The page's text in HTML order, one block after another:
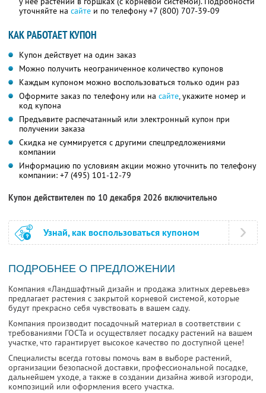
уточняйте на сайте и по телефону+7 (800) 707-39-09
КАК РАБОТАЕТ КУПОН
Купон действует на один заказ
Можно получить неограниченное количество купонов
Каждым купоном можно воспользоваться только один раз
Оформите заказ по телефону или на сайте, укажите номер и
код купона
Предъявите распечатанный или электронный купон при
получении заказа
Скидка не суммируется с другими спецпредложениями
компании
Информацию по условиям акции можно уточнить по телефону
компании: +7 (495) 101-12-79
Купон действителен по 10 декабря 2026 включительно
Узнай, как воспользоваться купоном
ПОДРОБНЕЕ О ПРЕДЛОЖЕНИИ
Компания «Ландшафтный дизайн и продажа элитных деревьев»
предлагает растения с закрытой корневой системой, которые
будут прекрасно себя чувствовать в вашем саду.
Компания производит посадочный материал в соответствии с
требованиями ГОСТа и осуществляет посадку растений на вашем
участке, что гарантирует высокое качество по доступной цене!
Специалисты всегда готовы помочь вам в выборе растений,
организации безопасной доставки, профессиональной посадке,
дальнейшем уходе, а также в создании дизайна живой изгороди,
композиций или оформления всего участка.